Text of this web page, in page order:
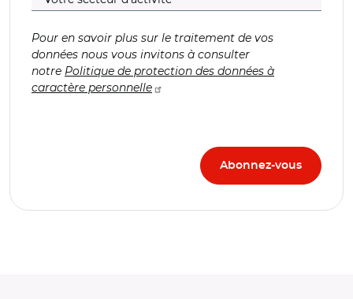
Pour en savoir plus sur le traitement de vos
données nous vous invitons à consulter
notre Politique de protection des données à
caractère personnelle